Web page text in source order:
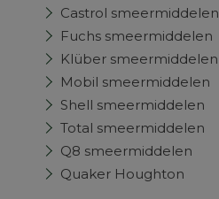
Castrol smeermiddelen
Fuchs smeermiddelen
Klüber smeermiddelen
Mobil smeermiddelen
Shell smeermiddelen
Total smeermiddelen
Q8 smeermiddelen
Quaker Houghton